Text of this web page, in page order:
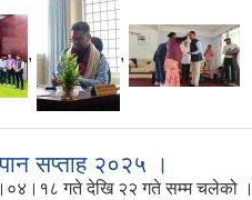
, ,
सप्ताह २०२५ ।
गते देखि २२ गते सम्म चलेको ।